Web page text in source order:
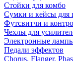
Стойки для комбо
Сумки и кейсы для
Футсвитчи и
Чехлы для
Электронные
Педали эффектов
Chorus, Flanger,